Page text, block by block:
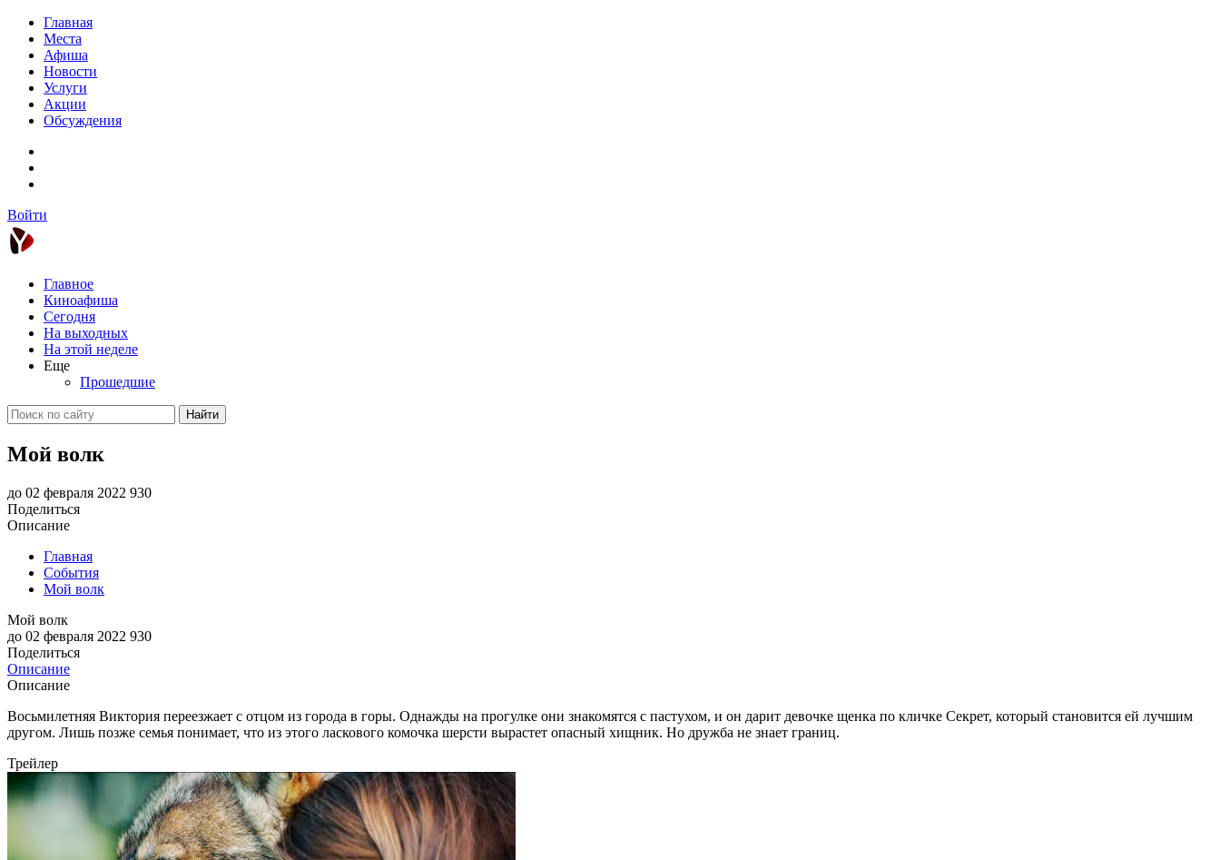
Главная
Места
Афиша
Новости
Услуги
Акции
Обсуждения
Войти
Главное
Киноафиша
Сегодня
На выходных
На этой неделе
Еще
Прошедшие
Найти
Мой волк
до 02 февраля 2022 930
Поделиться
Описание
Главная
События
Мой волк
Мой волк
до 02 февраля 2022 930
Поделиться
Описание
Описание
Восьмилетняя Виктория переезжает с отцом из города в горы. Однажды на прогулке они знакомятся с пастухом, и он дарит девочке щенка по кличке Секрет, который становится ей лучшим
другом. Лишь позже семья понимает, что из этого ласкового комочка шерсти вырастет опасный хищник. Но дружба не знает границ.
Трейлер